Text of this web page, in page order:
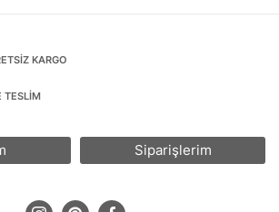
KARGO
TESLİM
Siparişlerim